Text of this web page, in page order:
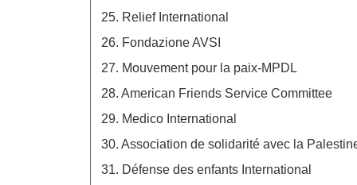
25. Relief International
26. Fondazione AVSI
27. Mouvement pour la paix-MPDL
28. American Friends Service Committee
29. Medico International
30. Association de solidarité avec la
31. Défense des enfants International